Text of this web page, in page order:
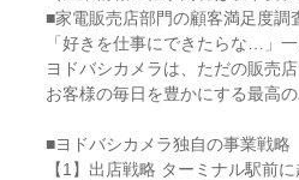
■家電販売店部門の顧客満足度調
「好きを仕事にできたらな…」
ヨドバシカメラは、ただの販売店
お客様の毎日を豊かにする最高
■ヨドバシカメラ独自の事業戦略
【1】出店戦略 ターミナル駅前に